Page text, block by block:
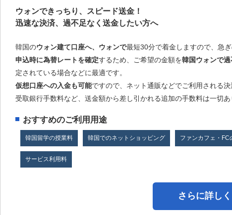
ウォンできっちり、スピード送金！
迅速な決済、過不足なく送金したい方へ
韓国のウォン建て口座へ、ウォンで最短30分で着金しますので、急
申込時に為替レートを確定するため、ご希望の金額を韓国ウォンで過
定されている場合などに最適です。
仮想口座への入金も可能ですので、ネット通販などでご利用される決
受取銀行手数料など、送金額から差し引かれる追加の手数料は一切あ
おすすめのご利用用途
韓国留学の授業料 韓国でのネットショッピング ファンカフェ・FC
サービス利用料
さらに詳しく